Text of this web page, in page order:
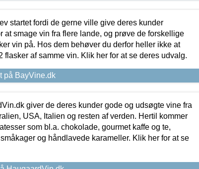
startet fordi de gerne ville give deres kunder
at smage vin fra flere lande, og prøve de forskellige
vin på. Hos dem behøver du derfor heller ikke at
flasker af samme vin. Klik her for at se deres udvalg.
på BayVine.dk
giver de deres kunder gode og udsøgte vine fra
USA, Italien og resten af verden. Hertil kommer
som bl.a. chokolade, gourmet kaffe og te,
og håndlavede karameller. Klik her for at se